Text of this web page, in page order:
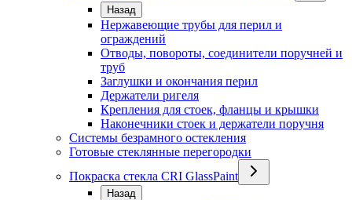
Назад
Нержавеющие трубы для перил и
ограждений
Отводы, повороты, соединители поручней и
труб
Заглушки и окончания перил
Держатели ригеля
Крепления для стоек, фланцы и крышки
Наконечники стоек и держатели поручня
Системы безрамного остекления
Готовые стеклянные перегородки
Покраска стекла CRI GlassPaint
Назад